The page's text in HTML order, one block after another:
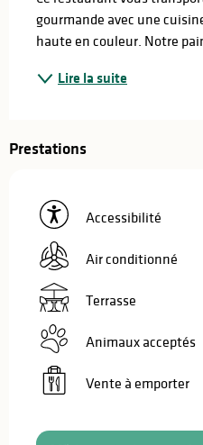
gourmande avec une
haute en couleur. Notre
Lire la suite
Prestations
Accessibilité
Air conditionné
Terrasse
Animaux acceptés
Vente à emporter